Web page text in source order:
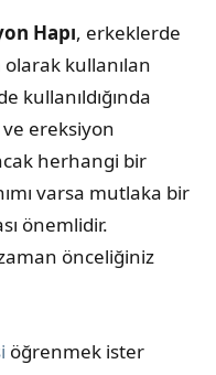
Hapı, erkeklerde
kullanılan
kullanıldığında
ereksiyon
herhangi bir
varsa mutlaka bir
önemlidir.
önceliğiniz
öğrenmek ister